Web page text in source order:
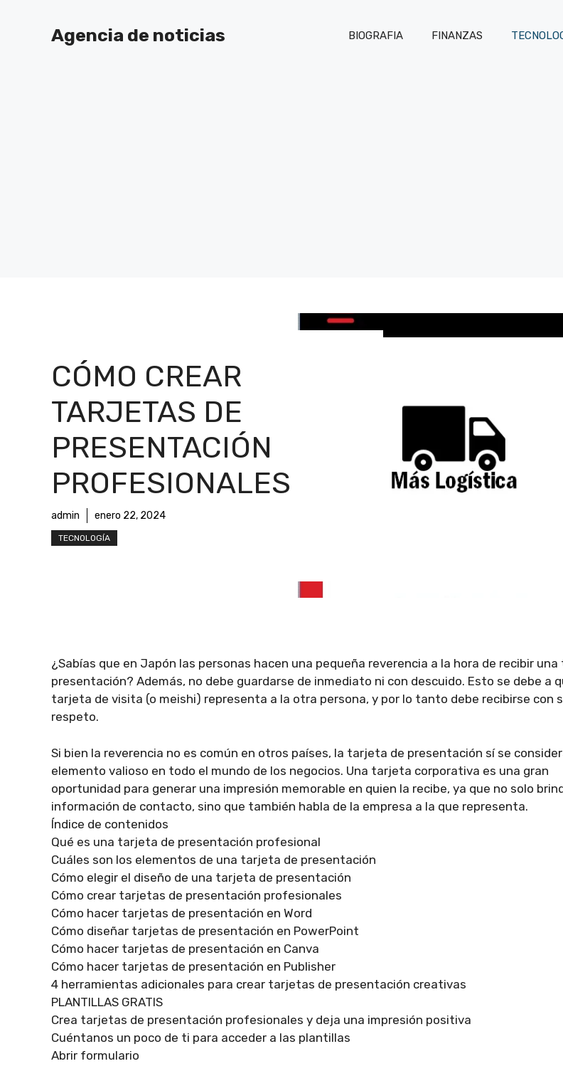
contenidoAgencia de noticias BIOGRAFIA FINANZAS
CÓMO CREAR
TARJETAS DE
PRESENTACIÓN
PROFESIONALES
admin enero 22, 2024
TECNOLOGÍA
¿Sabías que en Japón las personas hacen una pequeña reverencia a la hora de recibir
presentación? Además, no debe guardarse de inmediato ni con descuido. Esto se debe a
tarjeta de visita (o meishi) representa a la otra persona, y por lo tanto debe recibirse con
respeto.
Si bien la reverencia no es común en otros países, la tarjeta de presentación sí se
elemento valioso en todo el mundo de los negocios. Una tarjeta corporativa es una gran
oportunidad para generar una impresión memorable en quien la recibe, ya que no solo
información de contacto, sino que también habla de la empresa a la que representa.
Índice de contenidos
Qué es una tarjeta de presentación profesional
Cuáles son los elementos de una tarjeta de presentación
Cómo elegir el diseño de una tarjeta de presentación
Cómo crear tarjetas de presentación profesionales
Cómo hacer tarjetas de presentación en Word
Cómo diseñar tarjetas de presentación en PowerPoint
Cómo hacer tarjetas de presentación en Canva
Cómo hacer tarjetas de presentación en Publisher
4 herramientas adicionales para crear tarjetas de presentación creativas
PLANTILLAS GRATIS
Crea tarjetas de presentación profesionales y deja una impresión positiva
Cuéntanos un poco de ti para acceder a las plantillas
Abrir formulario